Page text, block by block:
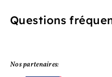
Questions
Nos partenaires: